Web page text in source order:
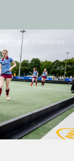
KNHB/Eric Verhoeven